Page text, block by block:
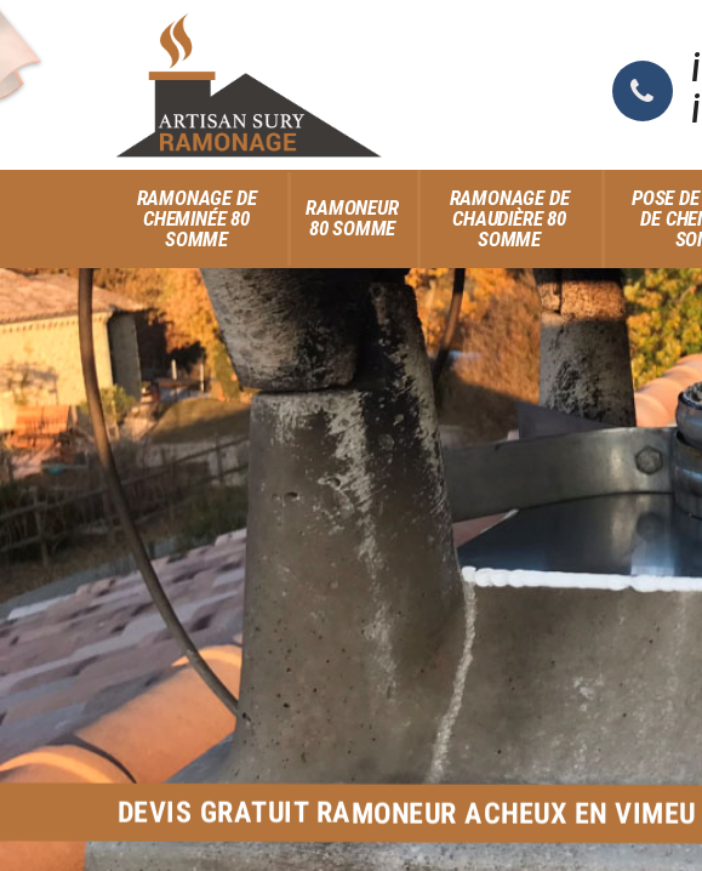
RAMONAGE DE
CHEMINÉE 80
SOMME
RAMONEUR
80 SOMME
RAMONAGE DE
CHAUDIÈRE 80
SOMME
POSE
DE
DEVIS GRATUIT RAMONEUR ACHEUX EN